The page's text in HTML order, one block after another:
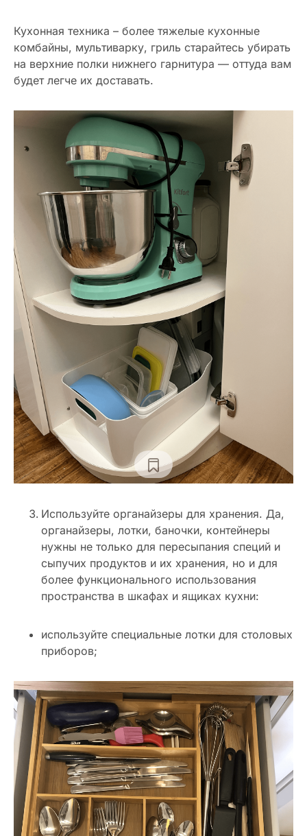
Кухонная техника – более тяжелые кухонные
комбайны, мультиварку, гриль старайтесь убирать
на верхние полки нижнего гарнитура — оттуда вам
будет легче их доставать.
Используйте органайзеры для хранения. Да,
органайзеры, лотки, баночки, контейнеры
нужны не только для пересыпания специй и
сыпучих продуктов и их хранения, но и для
более функционального использования
пространства в шкафах и ящиках кухни:
используйте специальные лотки для столовых
приборов;